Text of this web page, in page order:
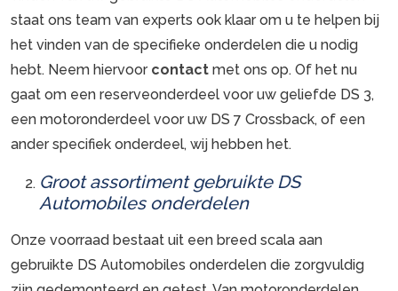
staat ons team van experts ook klaar om u te helpen bij
het vinden van de specifieke onderdelen die u nodig
hebt. Neem hiervoor contact met ons op. Of het nu
gaat om een reserveonderdeel voor uw geliefde DS 3,
een motoronderdeel voor uw DS 7 Crossback, of een
ander specifiek onderdeel, wij hebben het.
Groot assortiment gebruikte DS
Automobiles onderdelen
Onze voorraad bestaat uit een breed scala aan
gebruikte DS Automobiles onderdelen die zorgvuldig